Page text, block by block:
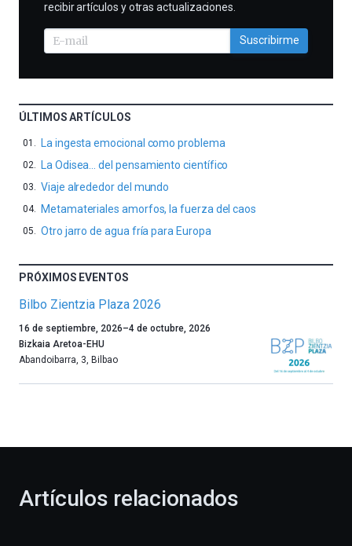
recibir artículos y otras actualizaciones.
Suscribirme
ÚLTIMOS ARTÍCULOS
La ingesta emocional como problema
La Odisea… del pensamiento científico
Viaje alrededor del mundo
Metamateriales amorfos, la fuerza del caos
Otro jarro de agua fría para Europa
PRÓXIMOS EVENTOS
Bilbo Zientzia Plaza 2026
Un
año
más,
celebración
16 de septiembre, 2026–4 de octubre, 2026
Bizkaia Aretoa-EHU
Abandoibarra, 3 Bilbao
Artículos relacionados